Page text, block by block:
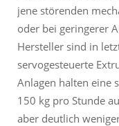
jene störenden
oder bei geringerer
Hersteller sind in
servogesteuerte
Anlagen halten eine
150 kg pro Stunde
aber deutlich